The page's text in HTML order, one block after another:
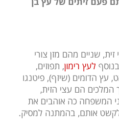
שניים מהם מזן צורי
לעץ רימון, תפוזים,
עץ הדומים (שיזף), פיטנגו
המלכים הם עצי הזית,
המשפחה כה אוהבים את
אותם, בהמתנה למסיק.